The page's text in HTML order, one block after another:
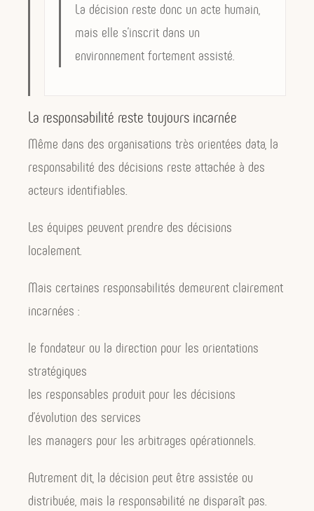
La décision reste donc un acte humain,
mais elle s’inscrit dans un
environnement fortement assisté.
La responsabilité reste toujours incarnée
Même dans des organisations très orientées data, la
responsabilité des décisions reste attachée à des
acteurs identifiables.
Les équipes peuvent prendre des décisions
localement.
Mais certaines responsabilités demeurent clairement
incarnées :
le fondateur ou la direction pour les orientations
stratégiques
les responsables produit pour les décisions
d’évolution des services
les managers pour les arbitrages opérationnels.
Autrement dit, la décision peut être assistée ou
distribuée, mais la responsabilité ne disparaît pas.